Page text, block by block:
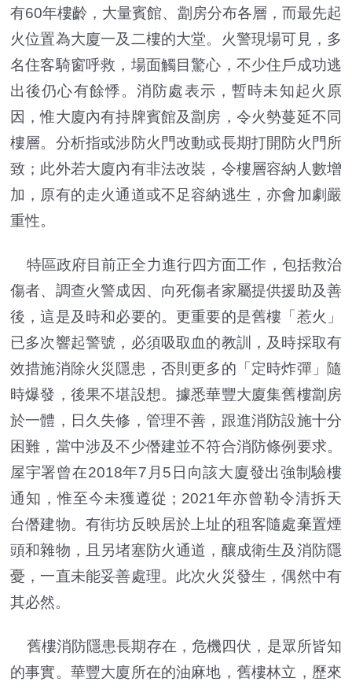
有60年樓齡，大量賓館、劏房分布各層，而最先起
火位置為大廈一及二樓的大堂。火警現場可見，多
名住客騎窗呼救，場面觸目驚心，不少住戶成功逃
出後仍心有餘悸。消防處表示，暫時未知起火原
因，惟大廈內有持牌賓館及劏房，令火勢蔓延不同
樓層。分析指或涉防火門改動或長期打開防火門所
致；此外若大廈內有非法改裝，令樓層容納人數增
加，原有的走火通道或不足容納逃生，亦會加劇嚴
重性。
特區政府目前正全力進行四方面工作，包括救治
傷者、調查火警成因、向死傷者家屬提供援助及善
後，這是及時和必要的。更重要的是舊樓「惹火」
已多次響起警號，必須吸取血的教訓，及時採取有
效措施消除火災隱患，否則更多的「定時炸彈」隨
時爆發，後果不堪設想。據悉華豐大廈集舊樓劏房
於一體，日久失修，管理不善，跟進消防設施十分
困難，當中涉及不少僭建並不符合消防條例要求。
屋宇署曾在2018年7月5日向該大廈發出強制驗樓
通知，惟至今未獲遵從；2021年亦曾勒令清拆天
台僭建物。有街坊反映居於上址的租客隨處棄置煙
頭和雜物，且另堵塞防火通道，釀成衛生及消防隱
憂，一直未能妥善處理。此次火災發生，偶然中有
其必然。
舊樓消防隱患長期存在，危機四伏，是眾所皆知
的事實。華豐大廈所在的油麻地，舊樓林立，歷來